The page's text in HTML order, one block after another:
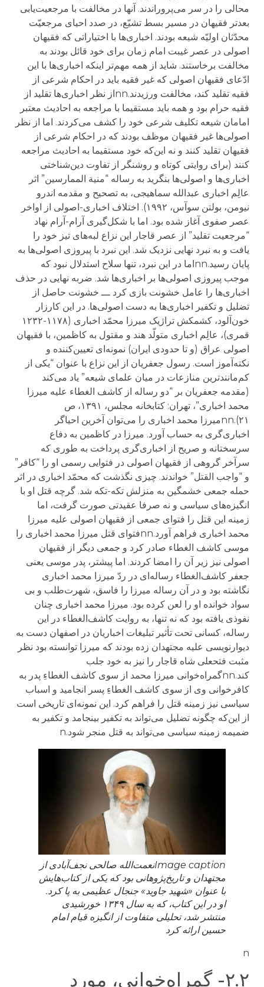
محالی را در سر می‌پروراندند. آنها در مخالفت با مرجعیت‌یابی
بعدتر فقیهان در مسیر بسط تشیّع، در صدد احیای مرجعیّت
محدّثان اولیّه شیعه بودند. اخباری‌ها با اختیاراتی که فقیهان
اصولی در عصر غیبت امام زمان برای خود قائل بودند به
مخالفت برخاستند. شاید از همه مهم‌تر اینکه اخباری‌ها با این
ادّعای فقیهان اصولی که غیر فقیه باید در احکام شرعی از
فقیه تقلید کند، مخالفت ورزیدند.nnاز نظر اخباری‌ها تقلید از
فقیه حرام بود و همه باید مستقیما با مراجعه به احادیث معتبر
امامان شیعه تکلیف شرعی خود را کشف می‌کردند. اما از نظر
اصولی‌ها غیر فقیهان موظف بودند که در احکام شرعی از
فقیهان تقلید کنند و نه این‌که خود مستقیما به احادیث مراجعه
کنند (برای روایتی کوتاه و روشنگر از تفاوت دین‌شناختی
اخباری‌ها و اصولی‌ها بنگرید به رساله‌ “منیة الممارسین” اثر
عالِم اخباری عبدالله سماهیجی، به تصحیح و مقدمه اندرو
نیومن، بولتن سوآس، ۱۹۹۲). اختلاف اخباری-اصولی از اواخر
عصر صفوی آغاز شده بود. اما با شکل‌گیری آرام-آرام نهاد
“مرجعیت تقلید” از عصر قاجار این نزاع لبه‌های تیز خود را
یافت و به نبرد نهایی نزدیک شد. این نبرد با پیروزی اصولی‌ها به
پایان رسید.nnاما در این نبرد، تنها سلاح استدلال نبود که
موجب پیروزی اصولی‌ها بر اخباری‌ها شد. ضربه نهایی در حذف
اخباری‌ها را عامل خشونت بازی کرد ـــ خشونت حاصل از
تضلیل و تکفیر اخباری‌ها به دست اصولی‌ها. در این کارزار
خون‌آلود، کشمکش تراژیک میرزا محمّد اخباری (۱۱۷۸-۱۲۳۲
قمری)، عالِم اخباری متولّد هند و مقتول به کاظمین، با فقیهان
اصولی‌ عراق (و تا حدودی ایران) نمونه‌ای‌ تعیین‌کننده و
نکته‌آموز است. رسول جعفریان از این نزاع با عنوان “یکی از
کم‌مانند‌ترین منازعات در میان علمای شیعه” یاد می‌کند
(مقدمه‌ جعفریان بر “دو رساله از کاشف الغطاء علیه میرزا
محمد اخباری”، تهران: کتابخانه مجلس، ۱۳۹۱، ص
۲۱).nnمیرزا محمد اخباری را می‌توان آخرین احیاگر
اخباری‌گری به حساب آورد. میرزا در کاظمین به دفاع
سرسختانه و صریح از اخباری‌گری پرداخت به طوری که
سرآخر گروهی از فقیهان اصولی در فتوایی رسمی او را “کافر”
و “واجب القتل” خواندند. چیزی نگذشت که محمّد اخباری در اثر
حمله جمعی خشمگین به منزلش تکه-تکه شد. گرچه قتل او با
انگیزه‌های سیاسی و نه صرفا عقیدتی صورت گرفت، اما
زمینه این قتل را فتوای جمعی از فقیهان اصولی علیه میرزا
محمد اخباری فراهم آورد.nnفتوای قتل میرزا محمد اخباری را
موسی کاشف الغطاء صادر کرد و جمعی دیگر از فقیهان
اصولی نیز زیر آن را امضا کردند. اما پیشتر، پدر موسی یعنی
جعفر کاشف‌الغطاء رساله‌ای در ردّ میرزا محمد اخباری
نگاشته بود و در آن رساله میرزا را فاسق، شهرت‌طلب و بی
سواد خوانده او را لعن کرده بود. میرزا محمد اخباری چنان
نفوذی یافته بود که نه تنها، به روایت کاشف‌الغطاء در این
رساله، کسانی تحت تأثیر تبلیغات اخباریان در اصفهان دست به
دیوار‌نویسی علیه مجتهدان زده‌ بودند که میرزا توانسته بود نظر
مثبت فتحعلی شاه قاجار را نیز به خود جلب
کند.nnگمراه‌خوانی میرزا محمد از سوی کاشف الغطاءِ پدر به
کافرخوانی وی از سوی کاشف الغطاءِ پسر انجامید و اسباب
سیاسی نیز زمینه قتل را فراهم کرد. این نمونه‌ای تاریخی است
از این‌که چگونه تضلیل می‌تواند به تکفیر بینجامد و تکفیر به
ضمیمه زمینه سیاسی می‌تواند به قتل منجر شود.n
Image captionنعمت‌الله صالحی نجف‌آبادی از
مجتهدان و تاریخ‌پژوهانی بود که یکی از کتاب‌هایش
با عنوان «شهید جاوید» جنجال عظیمی به پا کرد.
او در این کتاب، که به سال ۱۳۴۹ خورشیدی
منتشر شد، تحلیلی متفاوت از انگیزه قیام امام
حسین ارائه کرد
n
۲.۲- گمراه‌خوانی، مورد